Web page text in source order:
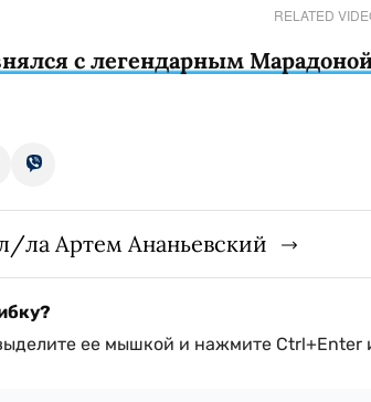
RELATED
с легендарным
ла Артем Ананьевский
ее мышкой и нажмите Ctrl+Enter